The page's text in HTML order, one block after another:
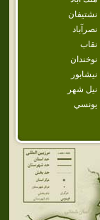
نشتيفان
نصرآباد
نقاب
نوخندان
نيشابور
نيل شهر
يونسي